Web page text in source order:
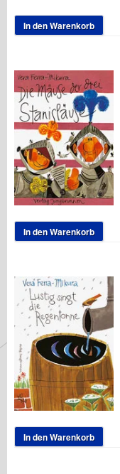
In den Warenkorb
In den Warenkorb
In den Warenkorb